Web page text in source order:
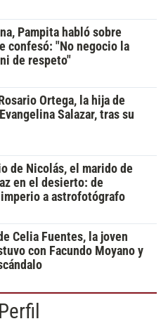
Pampita habló sobre
confesó: "No negocio la
de respeto"
Ortega, la hija de
Salazar, tras su
de Nicolás, el marido de
en el desierto: de
a astrofotógrafo
Celia Fuentes, la joven
con Facundo Moyano y